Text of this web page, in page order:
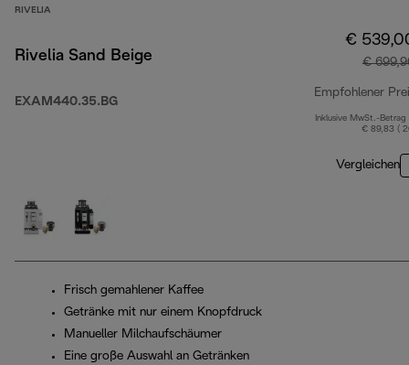
RIVELIA
Rivelia Sand Beige
EXAM440.35.BG
€
€
Empfohlener
Inklusive MwSt.-Betrag
€ 89,83 (
Vergleichen
Frisch gemahlener Kaffee
Getränke mit nur einem Knopfdruck
Manueller Milchaufschäumer
Eine große Auswahl an Getränken